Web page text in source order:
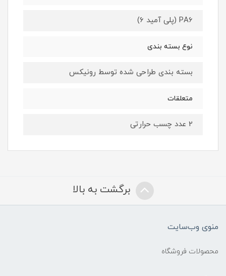
PA6 (پلی آمید 6)
نوع بسته ‌بندی
بسته بندی طراحی شده توسط رونیکس
متعلقات
2 عدد چسب حرارتی
برگشت به بالا
منوی وب‌سایت
محصولات فروشگاه